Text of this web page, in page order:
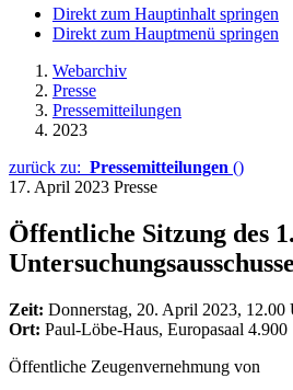
Direkt zum Hauptinhalt springen
Direkt zum Hauptmenü springen
Webarchiv
Presse
Pressemitteilungen
2023
zurück zu: Pressemitteilungen ()
17. April 2023 Presse
Öffentliche Sitzung des 1.
Zeit: Donnerstag, 20. April 2023, 12.00
Ort: Paul-Löbe-Haus, Europasaal 4.900
Öffentliche Zeugenvernehmung von